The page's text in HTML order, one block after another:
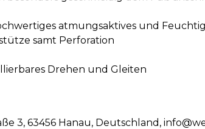
atmungsaktives und
samt Perforation
Drehen und Gleiten
3, 63456 Hanau, Deutschland,